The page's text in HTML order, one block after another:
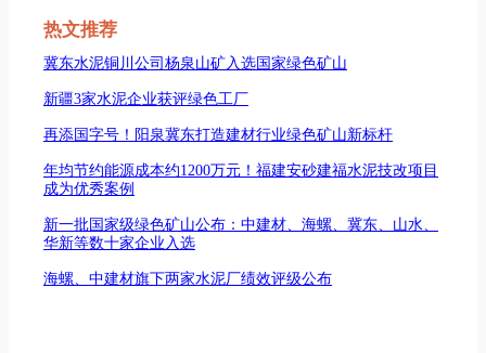
热文推荐
冀东水泥铜川公司杨泉山矿入选国家绿色矿山
新疆3家水泥企业获评绿色工厂
再添国字号！阳泉冀东打造建材行业绿色矿山新标杆
年均节约能源成本约1200万元！福建安砂建福水泥技改项目
成为优秀案例
新一批国家级绿色矿山公布：中建材、海螺、冀东、山水、
华新等数十家企业入选
海螺、中建材旗下两家水泥厂绩效评级公布